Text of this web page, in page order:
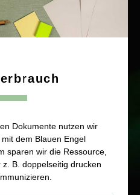
Dokumente nutzen wir
dem Blauen Engel
sparen wir die Ressource,
B. doppelseitig drucken